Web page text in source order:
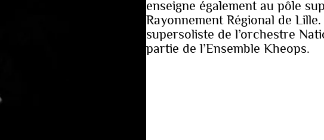
enseigne également au pôle
Rayonnement Régional de
supersoliste de l’orchestre
partie de l’Ensemble Kheops.